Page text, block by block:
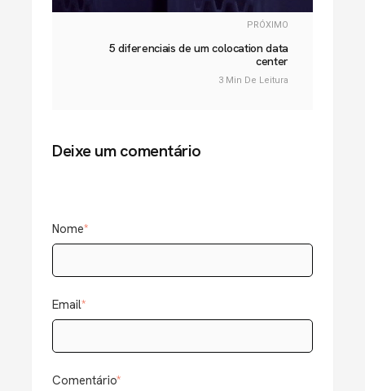
PRÓXIMO
5 diferenciais de um colocation data
center
3 Min De Leitura
Deixe um comentário
Nome*
Email*
Comentário*